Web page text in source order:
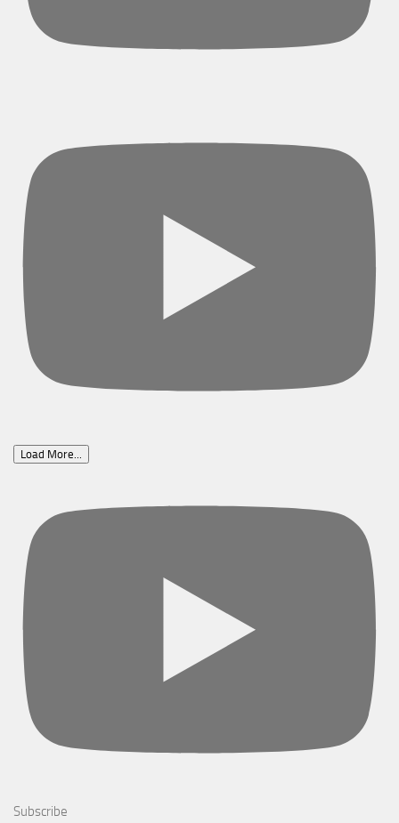
Load More...
Subscribe